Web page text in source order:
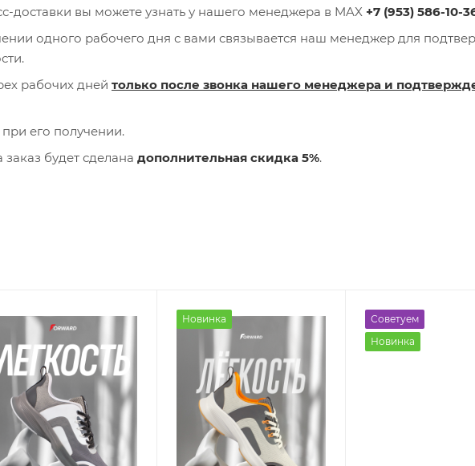
доставки вы можете узнать у нашего менеджера в MAX +7 (953) 586-10-
одного рабочего дня с вами связывается наш менеджер для
рабочих дней только после звонка нашего менеджера и
его получении.
будет сделана дополнительная скидка 5%.
Новинка
Советуем
Новинка